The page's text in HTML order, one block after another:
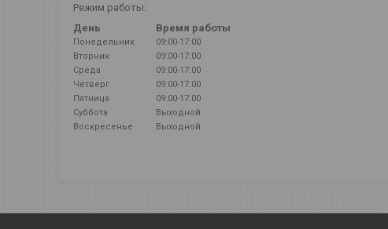
Режим работы:
День
Время работы
Понедельник
09:00-17:00
Вторник
09:00-17:00
Среда
09:00-17:00
Четверг
09:00-17:00
Пятница
09:00-17:00
Суббота
Выходной
Воскресенье
Выходной